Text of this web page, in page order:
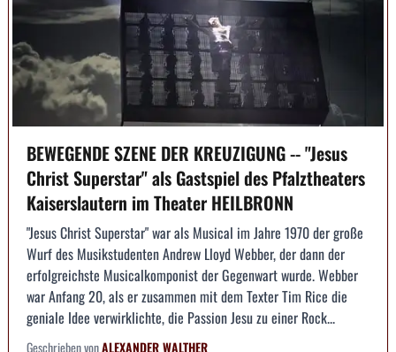
BEWEGENDE SZENE DER KREUZIGUNG -- "Jesus
Christ Superstar" als Gastspiel des Pfalztheaters
Kaiserslautern im Theater HEILBRONN
"Jesus Christ Superstar" war als Musical im Jahre 1970 der große
Wurf des Musikstudenten Andrew Lloyd Webber, der dann der
erfolgreichste Musicalkomponist der Gegenwart wurde. Webber
war Anfang 20, als er zusammen mit dem Texter Tim Rice die
geniale Idee verwirklichte, die Passion Jesu zu einer Rock...
Geschrieben vonALEXANDER WALTHER